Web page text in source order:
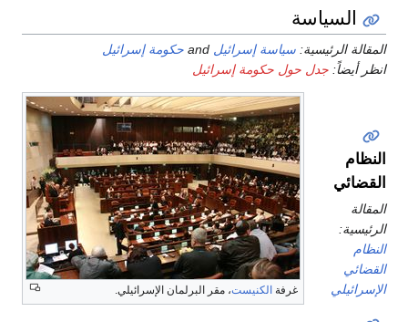
السياسة
الرئيسية:سياسة إسرائيل
حكومة إسرائيل
أيضاً:جدل حول حكومة إسرائيل
الكنيست، مقر البرلمان الإسرائيلي.